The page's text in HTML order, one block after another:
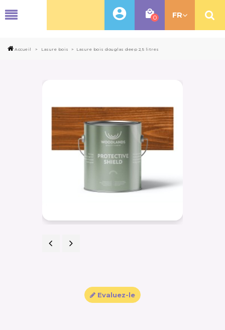
0 FR
Accueil > Lasure bois > Lasure bois douglas deep 2,5 litres
Evaluez-le